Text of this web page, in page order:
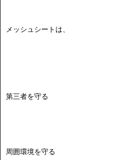
メッシュシートは、
第三者を守る
周囲環境を守る